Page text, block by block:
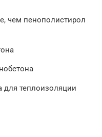
чем пенополистирол
для теплоизоляции